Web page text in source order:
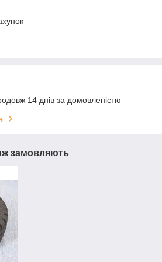
14 днів за домовленістю
замовляють